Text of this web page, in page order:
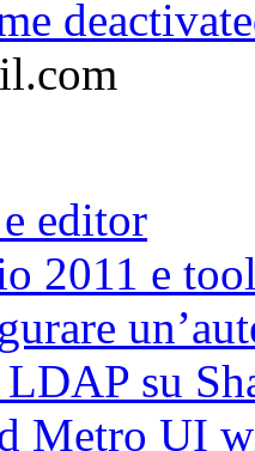
editor
2011 e
su
Metro UI